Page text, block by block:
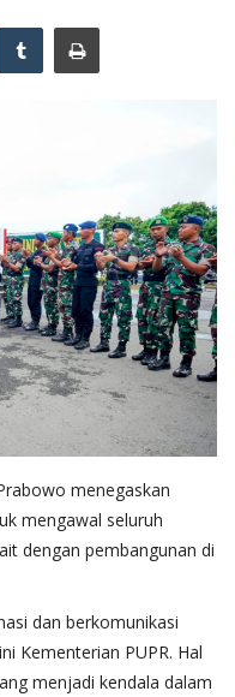
menegaskan
mengawal seluruh
dengan pembangunan di
dan berkomunikasi
Kementerian PUPR. Hal
menjadi kendala dalam